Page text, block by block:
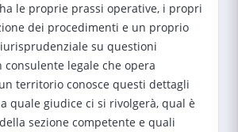
le proprie prassi operative, i propri
dei procedimenti e un proprio
su questioni
consulente legale che opera
territorio conosce questi dettagli
quale giudice ci si rivolgerà, qual è
sezione competente e quali